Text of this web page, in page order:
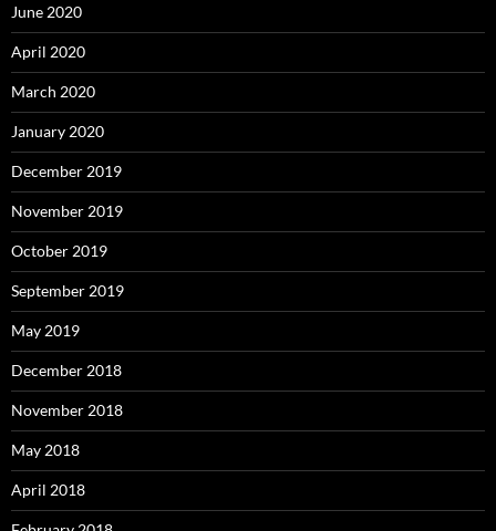
June 2020
April 2020
March 2020
January 2020
December 2019
November 2019
October 2019
September 2019
May 2019
December 2018
November 2018
May 2018
April 2018